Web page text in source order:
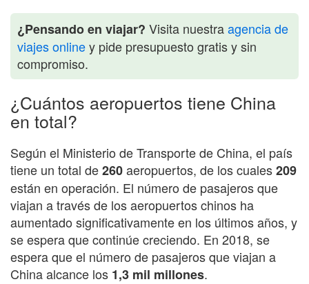
¿Pensando en viajar? Visita nuestraagencia de
viajes onliney pide presupuesto gratis y sin
compromiso.
¿Cuántos aeropuertos tiene China
en total?
Según el Ministerio de Transporte de China, el país
tiene un total de260aeropuertos, de los cuales209
están en operación. El número de pasajeros que
viajan a través de los aeropuertos chinos ha
aumentado significativamente en los últimos años, y
se espera que continúe creciendo. En 2018, se
espera que el número de pasajeros que viajan a
China alcance los 1,3 mil millones.